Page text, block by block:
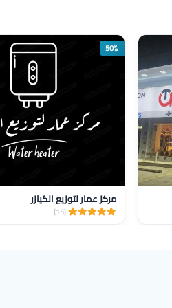
50%
مركز عمار لتوزيع الكيازر
(15)